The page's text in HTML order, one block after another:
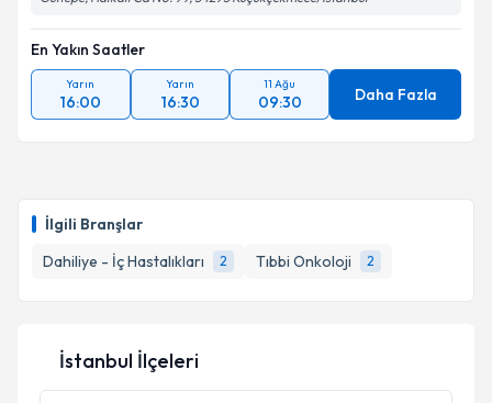
İlgili Branşlar
Dahiliye - İç Hastalıkları
2 Tıbbi Onkoloji 2
Kişisel verilerimin işlenmesine ilişkin
Metni'ni okudum ve kişisel verilerimin belirtilen
kapsamda işlenmesini kabul ediyorum.
En Yakın Saatler
Yarın
16:00
Yarın
16:30
11 Ağu
09:30 Daha Fazla
İstanbul İlçeleri